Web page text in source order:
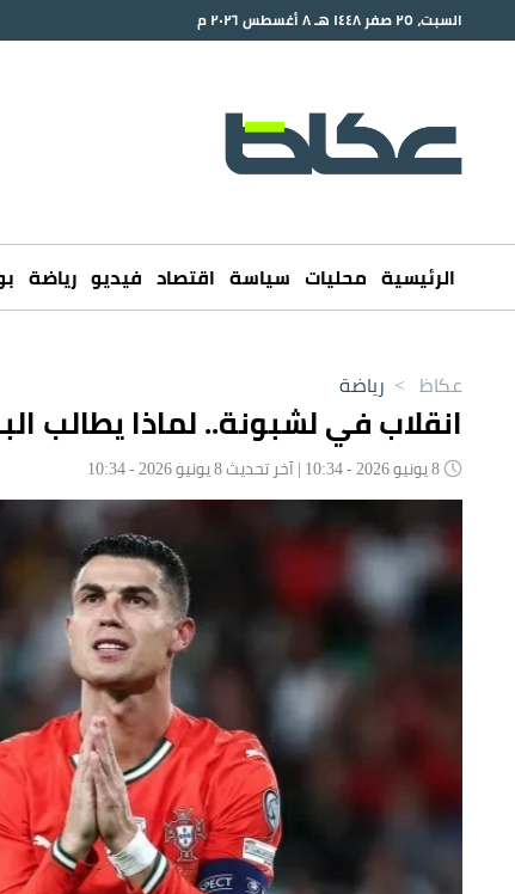
السبت، ٢٥ صفر ١٤٤٨ هـ ٨ أغسطس ٢٠٢٦ م
الرئيسية محليات سياسة اقتصاد فيديو رياضة
عكاظ > رياضة
انقلاب في لشبونة.. لماذا يطالب